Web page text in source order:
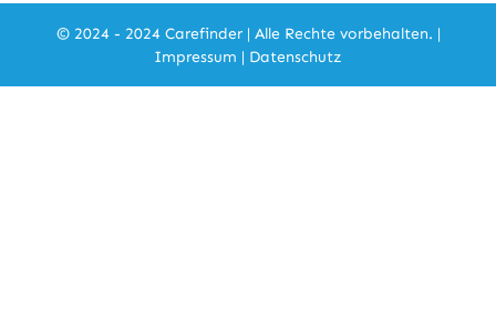
© 2024 - 2024 Carefinder | Alle Rechte vorbehalten. |
Impressum | Datenschutz